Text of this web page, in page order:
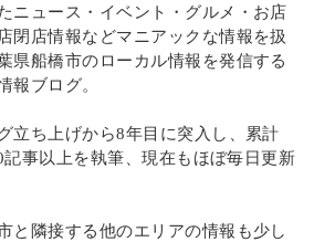
ニュース・イベント・グルメ・お店
閉店情報などマニアックな情報を扱
県船橋市のローカル情報を発信する
報ブログ。
立ち上げから8年目に突入し、累計
記事以上を執筆、現在もほぼ毎日更新
と隣接する他のエリアの情報も少し